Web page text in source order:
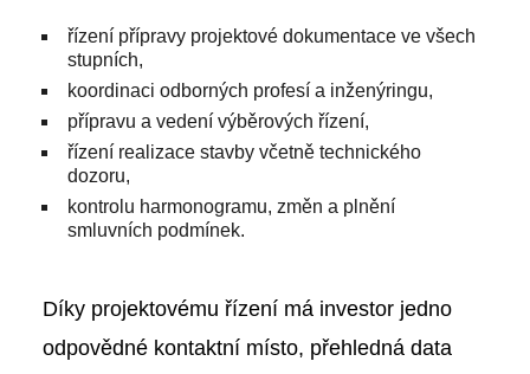
řízení přípravy projektové dokumentace ve všech
stupních,
koordinaci odborných profesí a inženýringu,
přípravu a vedení výběrových řízení,
řízení realizace stavby včetně technického
dozoru,
kontrolu harmonogramu, změn a plnění
smluvních podmínek.
Díky projektovému řízení má investor jedno
odpovědné kontaktní místo, přehledná data